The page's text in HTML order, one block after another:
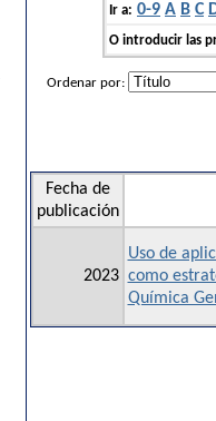
Ir a: 0-9 A B C
O introducir las
Ordenar por:
Fecha de
publicación
2023
Uso de
como
Química